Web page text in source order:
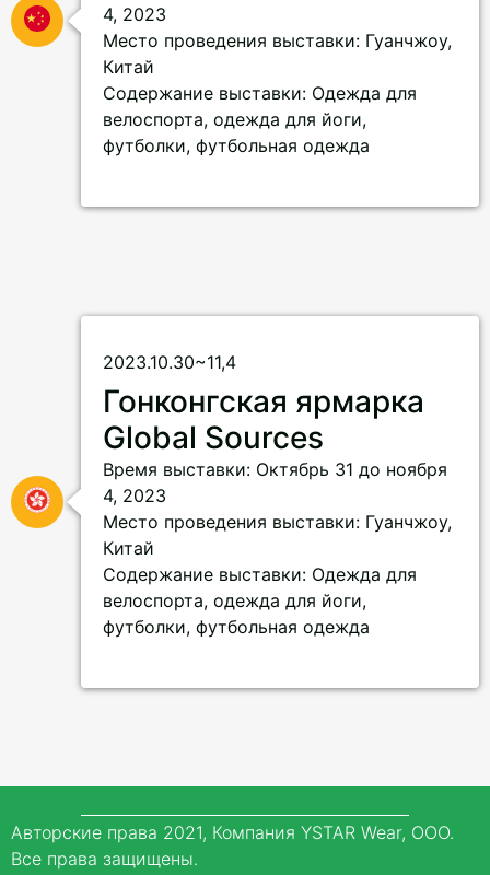
4, 2023
Место проведения выставки: Гуанчжоу,
Китай
Содержание выставки: Одежда для
велоспорта, одежда для йоги,
футболки, футбольная одежда
2023.10.30~11,4
Гонконгская ярмарка
Global Sources
Время выставки: Октябрь 31 до ноября
4, 2023
Место проведения выставки: Гуанчжоу,
Китай
Содержание выставки: Одежда для
велоспорта, одежда для йоги,
футболки, футбольная одежда
Авторские права 2021, Компания YSTAR Wear, ООО.
Все права защищены.